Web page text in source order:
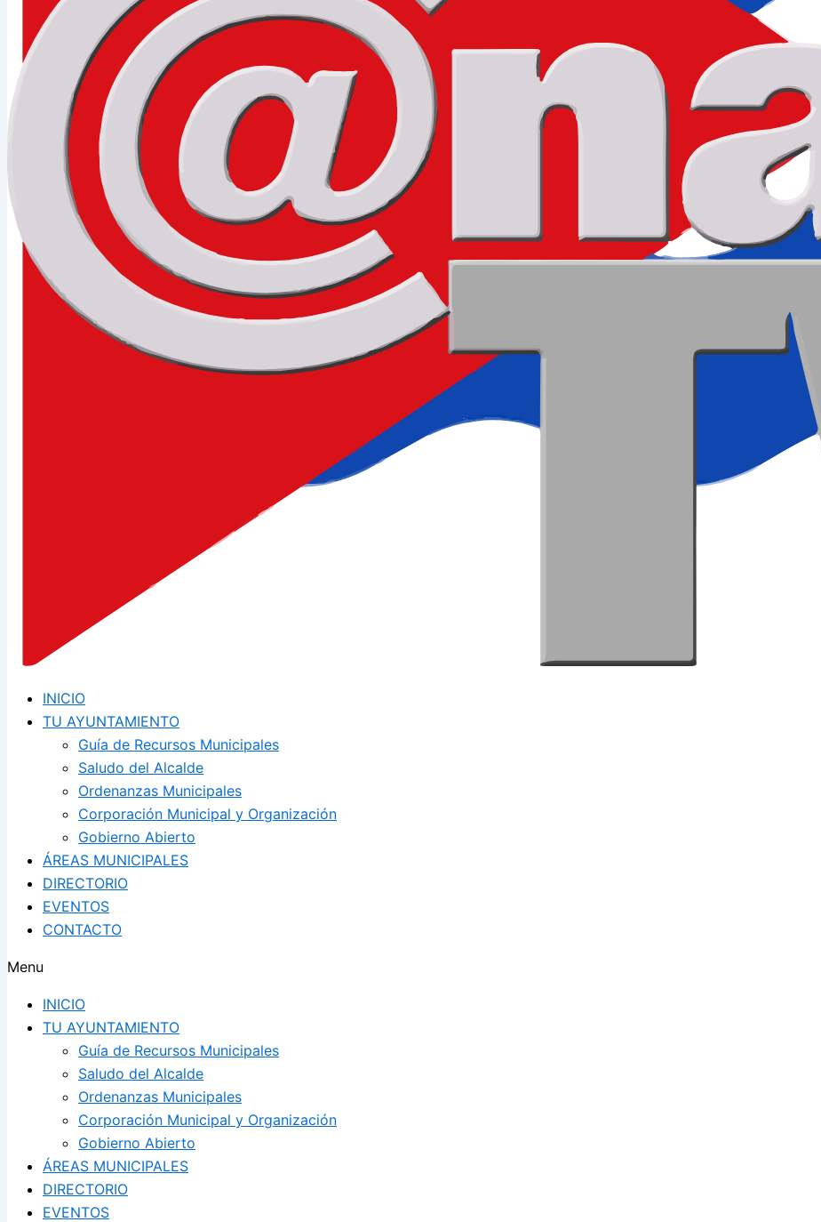
INICIO
TU AYUNTAMIENTO
Guía de Recursos Municipales
Saludo del Alcalde
Ordenanzas Municipales
Corporación Municipal y Organización
Gobierno Abierto
ÁREAS MUNICIPALES
DIRECTORIO
EVENTOS
CONTACTO
Menu
INICIO
TU AYUNTAMIENTO
Guía de Recursos Municipales
Saludo del Alcalde
Ordenanzas Municipales
Corporación Municipal y Organización
Gobierno Abierto
ÁREAS MUNICIPALES
DIRECTORIO
EVENTOS